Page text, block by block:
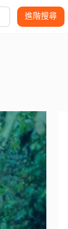
進階搜尋